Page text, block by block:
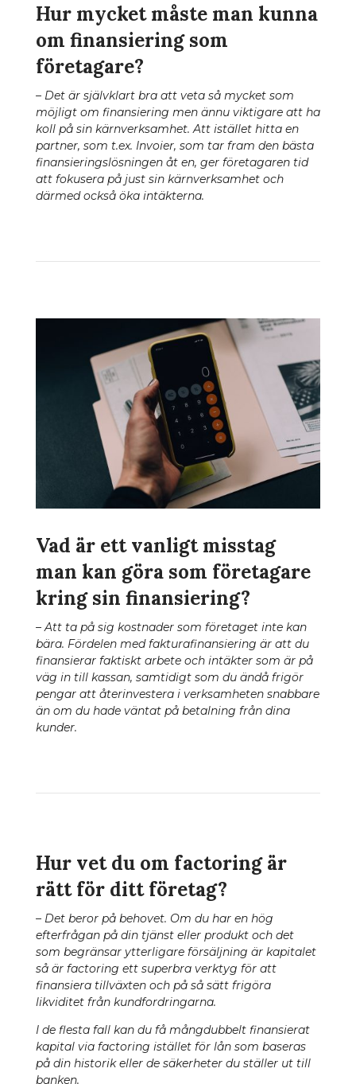
Hur mycket måste man kunna
om finansiering som
företagare?
– Det är självklart bra att veta så mycket som
möjligt om finansiering men ännu viktigare att ha
koll på sin kärnverksamhet. Att istället hitta en
partner, som t.ex. Invoier, som tar fram den bästa
finansieringslösningen åt en, ger företagaren tid
att fokusera på just sin kärnverksamhet och
därmed också öka intäkterna.
Vad är ett vanligt misstag
man kan göra som företagare
kring sin finansiering?
– Att ta på sig kostnader som företaget inte kan
bära. Fördelen med fakturafinansiering är att du
finansierar faktiskt arbete och intäkter som är på
väg in till kassan, samtidigt som du ändå frigör
pengar att återinvestera i verksamheten snabbare
än om du hade väntat på betalning från dina
kunder.
Hur vet du om factoring är
rätt för ditt företag?
– Det beror på behovet. Om du har en hög
efterfrågan på din tjänst eller produkt och det
som begränsar ytterligare försäljning är kapitalet
så är factoring ett superbra verktyg för att
finansiera tillväxten och på så sätt frigöra
likviditet från kundfordringarna.
I de flesta fall kan du få mångdubbelt finansierat
kapital via factoring istället för lån som baseras
på din historik eller de säkerheter du ställer ut till
banken.